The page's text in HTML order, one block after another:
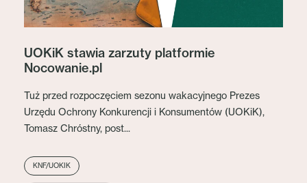
UOKiK stawia zarzuty platformie
Nocowanie.pl
Tuż przed rozpoczęciem sezonu wakacyjnego Prezes
Urzędu Ochrony Konkurencji i Konsumentów (UOKiK),
Tomasz Chróstny, post...
KNF/UOKIK